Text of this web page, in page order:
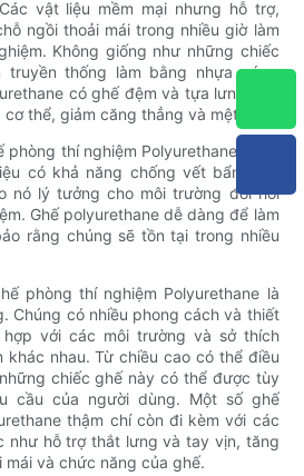
vật liệu mềm mại nhưng hỗ trợ,
ngồi thoải mái trong nhiều giờ làm
Không giống như những chiếc
truyền thống làm bằng nhựa cứng
có ghế đệm và tựa lưng phù
thể, giảm căng thẳng và mệt mỏi.
thí nghiệm Polyurethane cũng
có khả năng chống vết bẩn, hóa
nó lý tưởng cho môi trường đòi hỏi
Ghế polyurethane dễ dàng để làm
rằng chúng sẽ tồn tại trong nhiều
phòng thí nghiệm Polyurethane là
Chúng có nhiều phong cách và thiết
với các môi trường và sở thích
khác nhau. Từ chiều cao có thể điều
chiếc ghế này có thể được tùy
cầu của người dùng. Một số ghế
thậm chí còn đi kèm với các
như hỗ trợ thắt lưng và tay vịn, tăng
và chức năng của ghế.